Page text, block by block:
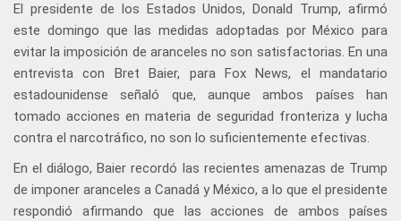
El presidente de los Estados Unidos, Donald Trump, afirmó
este domingo que las medidas adoptadas por México para
evitar la imposición de aranceles no son satisfactorias. En una
entrevista con Bret Baier, para Fox News, el mandatario
estadounidense señaló que, aunque ambos países han
tomado acciones en materia de seguridad fronteriza y lucha
contra el narcotráfico, no son lo suficientemente efectivas.
En el diálogo, Baier recordó las recientes amenazas de Trump
de imponer aranceles a Canadá y México, a lo que el presidente
respondió afirmando que las acciones de ambos países